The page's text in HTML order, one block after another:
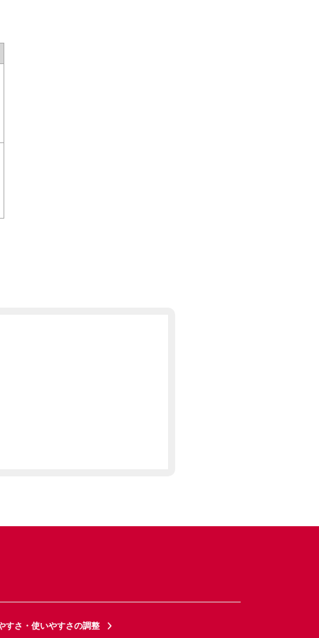
すさ・使いやすさの調整